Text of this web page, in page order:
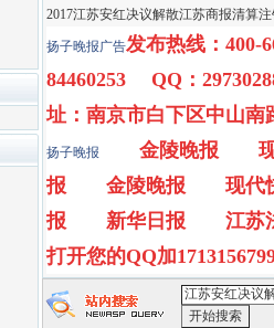
2017江苏安红决议解散江苏商报清算
扬子晚报广告发布热线：400-
84460253 QQ：
址：南京市白下区中山南
扬子晚报 金陵晚报
报 金陵晚报 现代
报 新华日报 江苏
打开您的QQ加